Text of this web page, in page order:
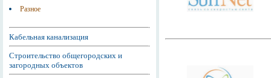
Разное
Кабельная канализация
Строительство общегородских и
загородных объектов